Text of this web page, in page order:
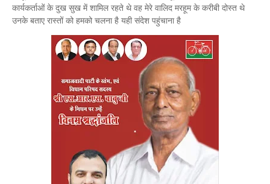
कार्यकर्ताओं के दुख सुख में शामिल रहते थे वह मेरे वालिद मरहूम के करीबी दोस्त थे
उनके बताए रास्तों को हमको चलना है यही संदेश पहुंचाना है